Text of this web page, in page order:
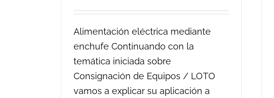
Alimentación eléctrica mediante
enchufe Continuando con la
temática iniciada sobre
Consignación de Equipos / LOTO
vamos a explicar su aplicación a